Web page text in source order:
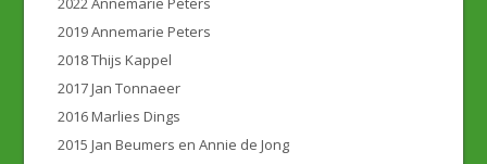
2019 Annemarie Peters
2018 Thijs Kappel
2017 Jan Tonnaeer
2016 Marlies Dings
2015 Jan Beumers en Annie de Jong